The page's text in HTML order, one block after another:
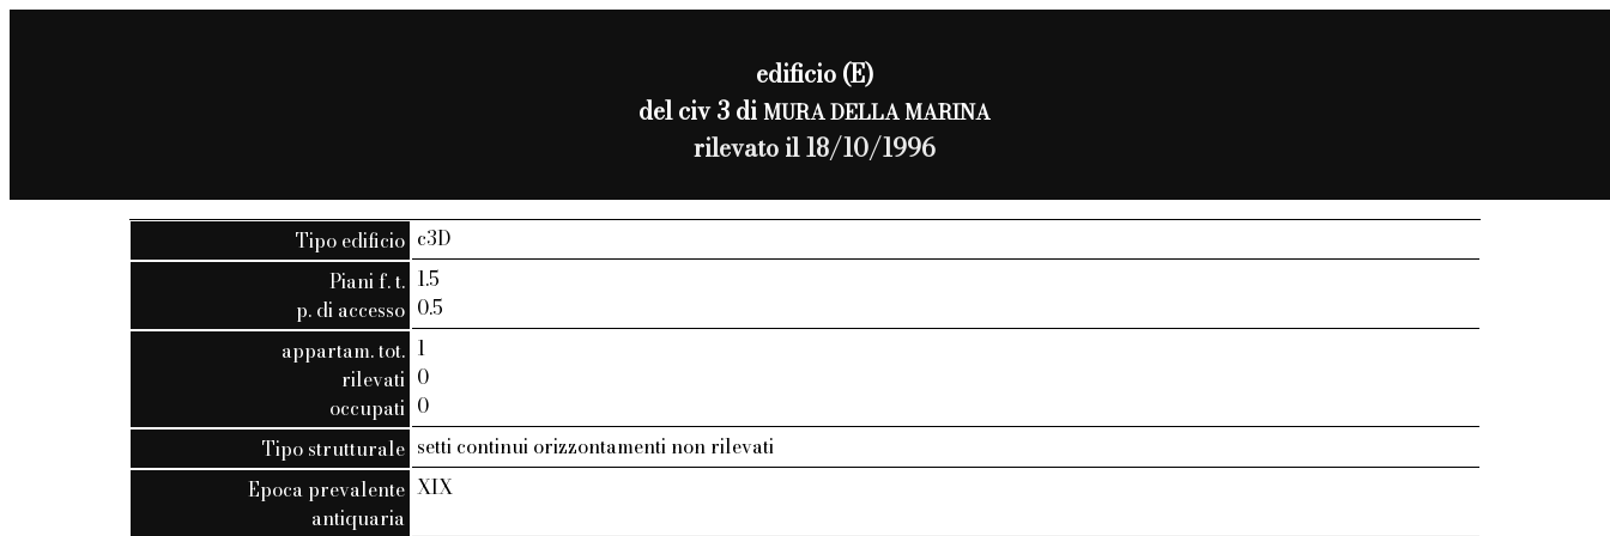
edificio (E)
del civ 3 diMURA DELLA MARINA
rilevato il 18/10/1996
Tipo edificio c3D
Piani f. t.
p. di accesso
1.5
0.5
appartam. tot.
rilevati
occupati
1
0
0
Tipo strutturale setti continui orizzontamenti non rilevati
Epoca prevalente
antiquaria
XIX